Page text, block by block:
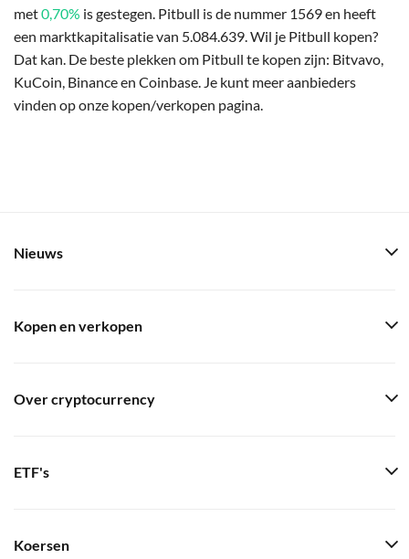
met0,70% is gestegen. Pitbull is de nummer 1569 en heeft
een marktkapitalisatie van 5.084.639. Wil je Pitbull kopen?
Dat kan. De beste plekken om Pitbull te kopen zijn: Bitvavo,
KuCoin, Binance en Coinbase. Je kunt meer aanbieders
vinden op onze kopen/verkopen pagina.
Nieuws
Kopen en verkopen
Over cryptocurrency
ETF's
Koersen